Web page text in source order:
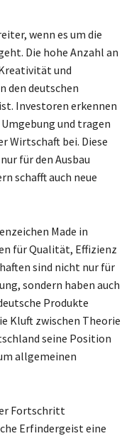
wenn es um die
Die hohe Anzahl an
und
den deutschen
Investoren erkennen
und tragen
Wirtschaft bei. Diese
für den Ausbau
schafft auch neue
Made in
für Qualität, Effizienz
sind nicht nur für
sondern haben auch
Produkte
Kluft zwischen Theorie
seine Position
allgemeinen
Fortschritt
Erfindergeist eine